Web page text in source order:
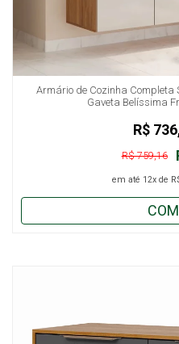
Armário de Cozinha Completa
Gaveta Belíssima
R$ 759,16
em até 12x de
R$